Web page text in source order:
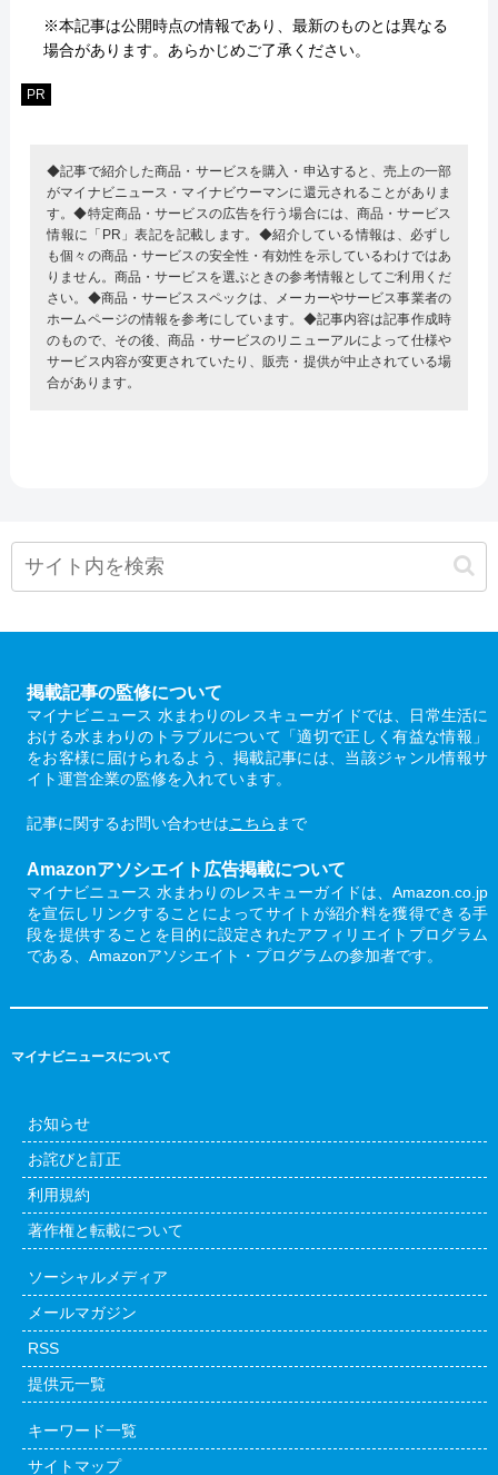
※本記事は公開時点の情報であり、最新のものとは異なる
場合があります。あらかじめご了承ください。
PR
◆記事で紹介した商品・サービスを購入・申込すると、売上の一部
がマイナビニュース・マイナビウーマンに還元されることがありま
す。◆特定商品・サービスの広告を行う場合には、商品・サービス
情報に「PR」表記を記載します。◆紹介している情報は、必ずし
も個々の商品・サービスの安全性・有効性を示しているわけではあ
りません。商品・サービスを選ぶときの参考情報としてご利用くだ
さい。◆商品・サービススペックは、メーカーやサービス事業者の
ホームページの情報を参考にしています。◆記事内容は記事作成時
のもので、その後、商品・サービスのリニューアルによって仕様や
サービス内容が変更されていたり、販売・提供が中止されている場
合があります。
掲載記事の監修について
マイナビニュース 水まわりのレスキューガイドでは、日常生活に
おける水まわりのトラブルについて「適切で正しく有益な情報」
をお客様に届けられるよう、掲載記事には、当該ジャンル情報サ
イト運営企業の監修を入れています。
記事に関するお問い合わせはこちら まで
Amazonアソシエイト広告掲載について
マイナビニュース 水まわりのレスキューガイドは、Amazon.co.jp
を宣伝しリンクすることによってサイトが紹介料を獲得できる手
段を提供することを目的に設定されたアフィリエイトプログラム
である、Amazonアソシエイト・プログラムの参加者です。
マイナビニュースについて
お知らせ
お詫びと訂正
利用規約
著作権と転載について
ソーシャルメディア
メールマガジン
RSS
提供元一覧
キーワード一覧
サイトマップ